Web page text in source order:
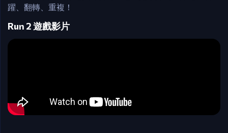
躍、翻轉、重複！
Run 2 遊戲影片